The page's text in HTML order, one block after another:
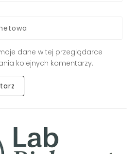
dane w tej przeglądarce
kolejnych komentarzy.